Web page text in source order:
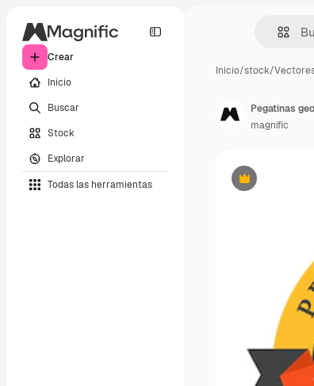
Crear
Inicio
Buscar
Stock
Explorar
Todas las herramientas
Inicio/stock/
Premium
Pegatinas
magnific